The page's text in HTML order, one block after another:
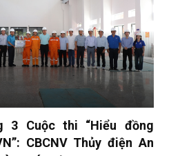
3 Cuộc thi “Hiểu đồng
CBCNV Thủy điện An